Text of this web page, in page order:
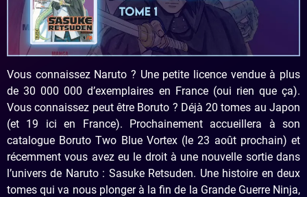
Vous connaissez Naruto ? Une petite licence vendue à plus
de 30 000 000 d’exemplaires en France (oui rien que ça).
Vous connaissez peut être Boruto ? Déjà 20 tomes au Japon
(et 19 ici en France). Prochainement accueillera à son
catalogue Boruto Two Blue Vortex (le 23 août prochain) et
récemment vous avez eu le droit à une nouvelle sortie dans
l’univers de Naruto : Sasuke Retsuden. Une histoire en deux
tomes qui va nous plonger à la fin de la Grande Guerre Ninja,